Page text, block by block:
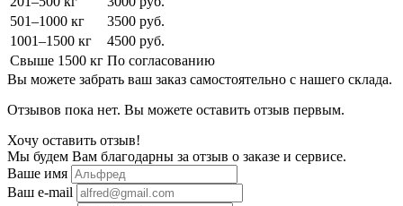
501–1000 кг
3500 руб.
1001–1500 кг
4500 руб.
Свыше 1500 кг По согласованию
Вы можете забрать ваш заказ самостоятельно с нашего склада.
Отзывов пока нет. Вы можете оставить отзыв первым.
Хочу оставить отзыв!
Мы будем Вам благодарны за отзыв о заказе и сервисе.
Ваше имя
Ваш e-mail